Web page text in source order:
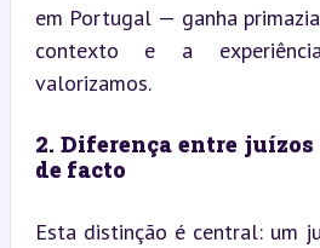
em Portugal — ganha
contexto e a
valorizamos.
2. Diferença entre
de facto
Esta distinção é central: um